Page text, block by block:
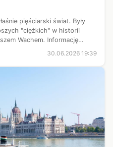
pięściarski świat. Były
"ciężkich" w historii
Wachem. Informację
o tym też Sky Sports i BBC.
30.06.2026 19:39